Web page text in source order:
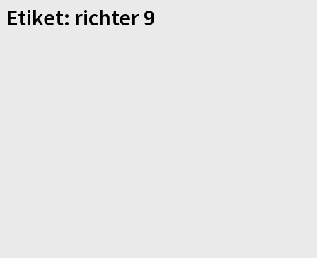
Etiket: richter 9